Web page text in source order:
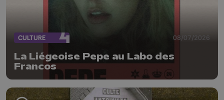
CULTURE 08/07/2026
La Liégeoise Pepe au Labo des
Francos